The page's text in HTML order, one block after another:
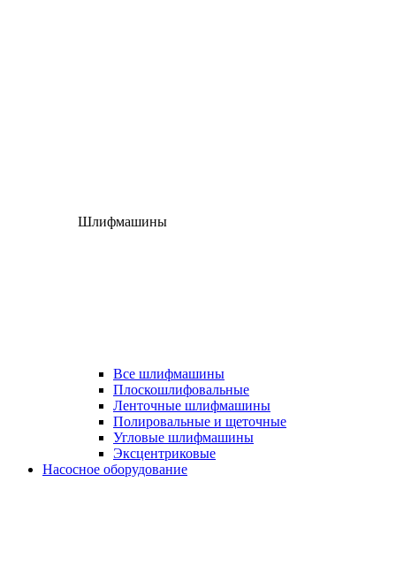
Шлифмашины
Все шлифмашины
Плоскошлифовальные
Ленточные шлифмашины
Полировальные и щеточные
Угловые шлифмашины
Эксцентриковые
Насосное оборудование